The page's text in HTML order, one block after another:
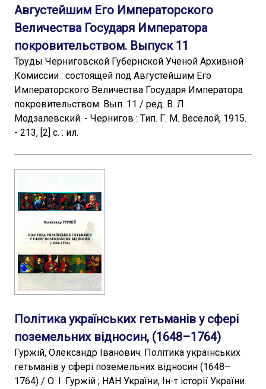
Августейшим Его Императорского
Величества Государя Императора
покровительством. Выпуск 11
Труды Черниговской Губернской Ученой Архивной
Комиссии : состоящей под Августейшим Его
Императорского Величества Государя Императора
покровительством. Вып. 11 / ред. В. Л.
Модзалевский. - Чернигов : Тип. Г. М. Веселой, 1915.
- 213, [2] с. : ил.
Політика українських гетьманів у сфері
поземельних відносин, (1648–1764)
Гуржій, Олександр Іванович. Політика українських
гетьманів у сфері поземельних відносин (1648–
1764) / О. І. Гуржій ; НАН України, Ін-т історії України.